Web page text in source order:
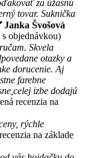
za úžasnú
tovar. Suknička
Janka Švošová
s objednávkou)
Skvela
otazky a
dorucenie. Aj
farebne
izbe dodajú
recenzia na
rýchle
na základe